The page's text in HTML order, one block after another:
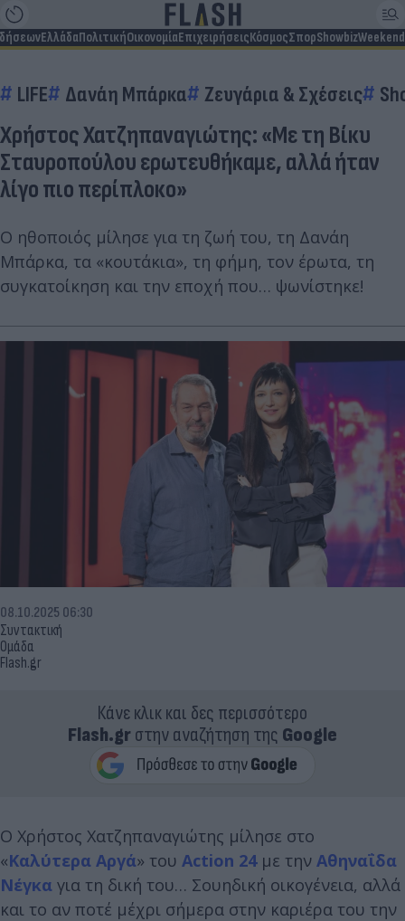
ΕλλάδαΠολιτικήΟικονομίαΕπιχειρήσειςΚόσμοςΣπορShowbizWeekend
LIFE Δανάη Μπάρκα Ζευγάρια & Σχέσεις
Χρήστος Χατζηπαναγιώτης: «Με τη Βίκυ
Σταυροπούλου ερωτευθήκαμε, αλλά ήταν
λίγο πιο περίπλοκο»
Ο ηθοποιός μίλησε για τη ζωή του, τη Δανάη
Μπάρκα, τα «κουτάκια», τη φήμη, τον έρωτα, τη
συγκατοίκηση και την εποχή που… ψωνίστηκε!
Συντακτική
Ομάδα
Flash.gr
08.10.2025 06:30
Κάνε κλικ και δες περισσότερο
Flash.grστην αναζήτηση της Google
Ο Χρήστος Χατζηπαναγιώτης μίλησε στο
«Καλύτερα Αργά» του Action 24με την Αθηναΐδα
Νέγκα για τη δική του… Σουηδική οικογένεια, αλλά
και το αν ποτέ μέχρι σήμερα στην καριέρα του την